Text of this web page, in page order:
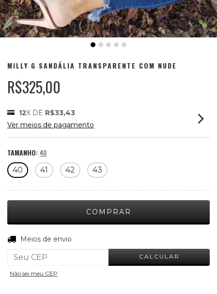
MILLY G SANDÁLIA TRANSPARENTE COM NUDE
R$325,00
12X DE R$33,43
Ver meios de pagamento
TAMANHO:40
40 41 42 43
Entregas para o CEP:
Meios de envio
CALCULAR
Não sei meu CEP